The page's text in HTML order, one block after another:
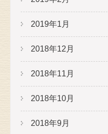
2019年1月
2018年12月
2018年11月
2018年10月
2018年9月